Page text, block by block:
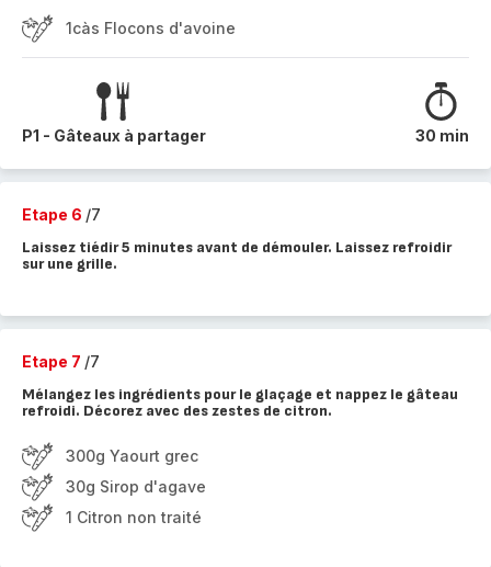
1càs Flocons d'avoine
P1 - Gâteaux à partager 30 min
Etape 6 /7
Laissez tiédir 5 minutes avant de démouler. Laissez refroidir
sur une grille.
Etape 7 /7
Mélangez les ingrédients pour le glaçage et nappez le gâteau
refroidi. Décorez avec des zestes de citron.
300g Yaourt grec
30g Sirop d'agave
1 Citron non traité